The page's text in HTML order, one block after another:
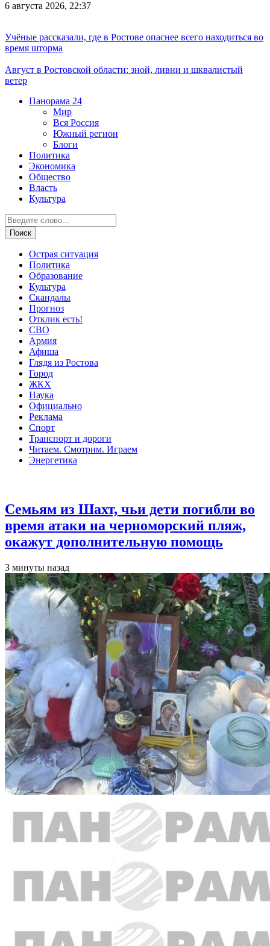
6 августа 2026, 22:37
Учёные рассказали, где в Ростове опаснее всего находиться во
время шторма
Август в Ростовской области: зной, ливни и шквалистый
ветер
Панорама 24
Мир
Вся Россия
Южный регион
Блоги
Политика
Экономика
Общество
Власть
Культура
Острая ситуация
Политика
Образование
Культура
Скандалы
Прогноз
Отклик есть!
СВО
Армия
Афиша
Глядя из Ростова
Город
ЖКХ
Наука
Официально
Реклама
Спорт
Транспорт и дороги
Читаем. Смотрим. Играем
Энергетика
Семьям из Шахт, чьи дети погибли во
время атаки на черноморский пляж,
окажут дополнительную помощь
3 минуты назад